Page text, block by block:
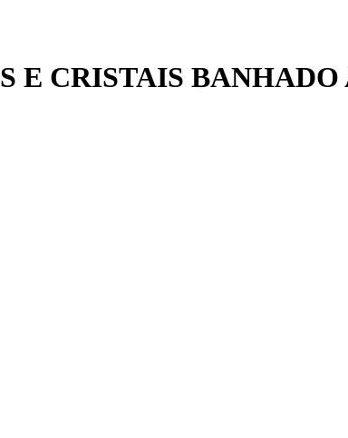
E CRISTAIS BANHADO